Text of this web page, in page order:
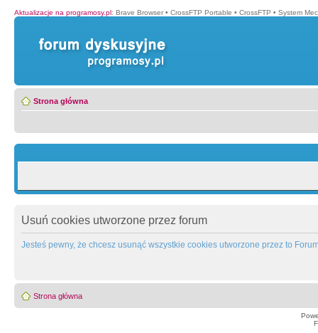
Aktualizacje na programosy.pl: Brave Browser • CrossFTP Portable • CrossFTP • System
Strona główna
Usuń cookies utworzone przez forum
Jesteś pewny, że chcesz usunąć wszystkie cookies utworzone przez to
Strona główna